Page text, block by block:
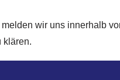
wir uns innerhalb
klären.